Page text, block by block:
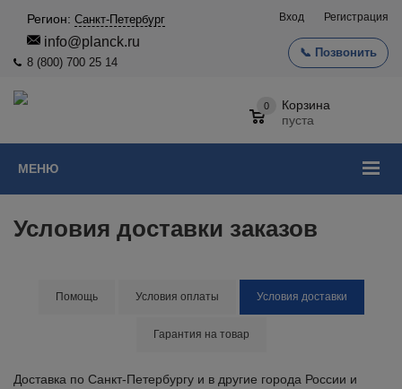
Регион: Санкт-Петербург
info@planck.ru
8 (800) 700 25 14
📞 Позвонить
Вход Регистрация
МЕНЮ
0
Корзина
пуста
Условия доставки заказов
Помощь Условия оплаты Условия доставки
Гарантия на товар
Доставка по Санкт-Петербургу и в другие города России и